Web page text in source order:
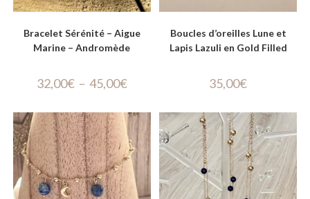
Bracelet Sérénité – Aigue
Marine – Andromède
32,00€ – 45,00€
Boucles d’oreilles Lune et
Lapis Lazuli en Gold Filled
35,00€